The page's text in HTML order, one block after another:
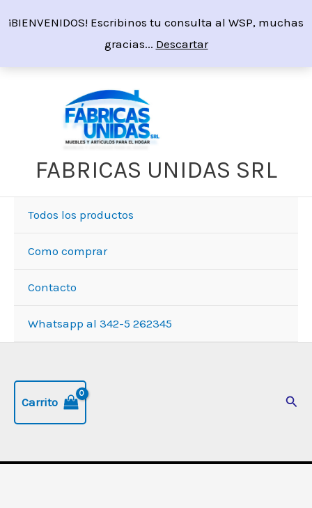
¡BIENVENIDOS! Escribinos tu consulta al WSP, muchas
gracias... Descartar
FABRICAS UNIDAS SRL
Todos los productos
Como comprar
Contacto
Whatsapp al 342-5 262345
Carrito